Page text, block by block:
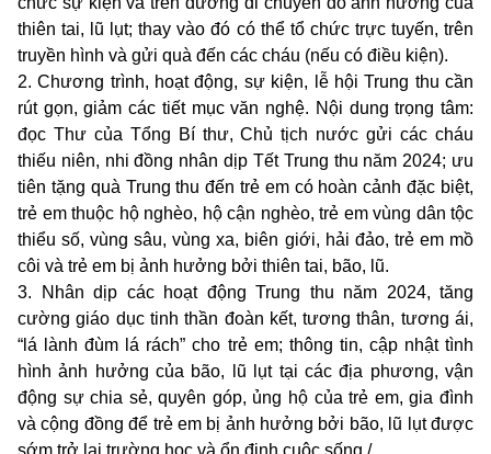
thiên tai, lũ lụt; thay vào đó có thể tổ chức trực tuyến, trên
truyền hình và gửi quà đến các cháu (nếu có điều kiện).
2. Chương trình, hoạt động, sự kiện, lễ hội Trung thu cần
rút gọn, giảm các tiết mục văn nghệ. Nội dung trọng tâm:
đọc Thư của Tổng Bí thư, Chủ tịch nước gửi các cháu
thiếu niên, nhi đồng nhân dịp Tết Trung thu năm 2024; ưu
tiên tặng quà Trung thu đến trẻ em có hoàn cảnh đặc biệt,
trẻ em thuộc hộ nghèo, hộ cận nghèo, trẻ em vùng dân tộc
thiểu số, vùng sâu, vùng xa, biên giới, hải đảo, trẻ em mồ
côi và trẻ em bị ảnh hưởng bởi thiên tai, bão, lũ.
3. Nhân dịp các hoạt động Trung thu năm 2024, tăng
cường giáo dục tinh thần đoàn kết, tương thân, tương ái,
“lá lành đùm lá rách” cho trẻ em; thông tin, cập nhật tình
hình ảnh hưởng của bão, lũ lụt tại các địa phương, vận
động sự chia sẻ, quyên góp, ủng hộ của trẻ em, gia đình
và cộng đồng để trẻ em bị ảnh hưởng bởi bão, lũ lụt được
sớm trở lại trường học và ổn định cuộc sống./.